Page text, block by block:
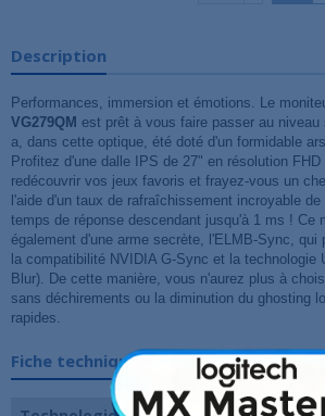
Description
Performances, immersion et émotions. Le
VG279QM est prêt à vous faire passer au niveau
a, dans cette optique, été doté d'un formidable
Profitez d'une dalle IPS de 27" en résolution
redécouvrir vos jeux favoris et frayez-vous un
l'aide d'un taux de rafraîchissement incroyable
temps de réponse descendant jusqu'à 1 ms ! Ce
également d'une arme secrète, l'ELMB-Sync, qui
la compatibilité NVIDIA G-Sync et la technologie
Blur). De cette manière, vous n'aurez plus à
sans déchirements ou la diminution du ghosting
rapides.
Fiche technique